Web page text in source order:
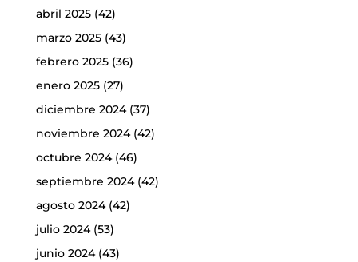
abril 2025(42)
marzo 2025(43)
febrero 2025(36)
enero 2025(27)
diciembre 2024(37)
noviembre 2024(42)
octubre 2024(46)
septiembre 2024(42)
agosto 2024(42)
julio 2024(53)
junio 2024(43)